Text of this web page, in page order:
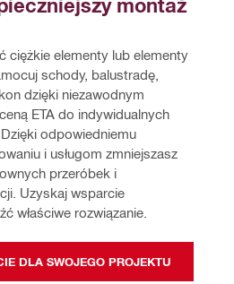
montaż
ciężkie elementy lub elementy
schody, balustradę,
dzięki niezawodnym
ETA do indywidualnych
odpowiedniemu
i usługom zmniejszasz
przeróbek i
Uzyskaj wsparcie
właściwe rozwiązanie.
DLA SWOJEGO PROJEKTU